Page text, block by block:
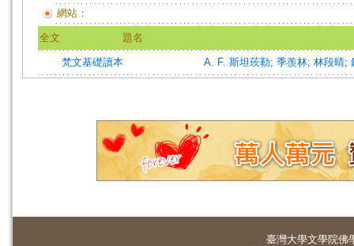
網站：
全文 題名
梵文基礎讀本 A. F. 斯坦莰勒; 季羨林; 林段晴;
臺灣大學文學院佛